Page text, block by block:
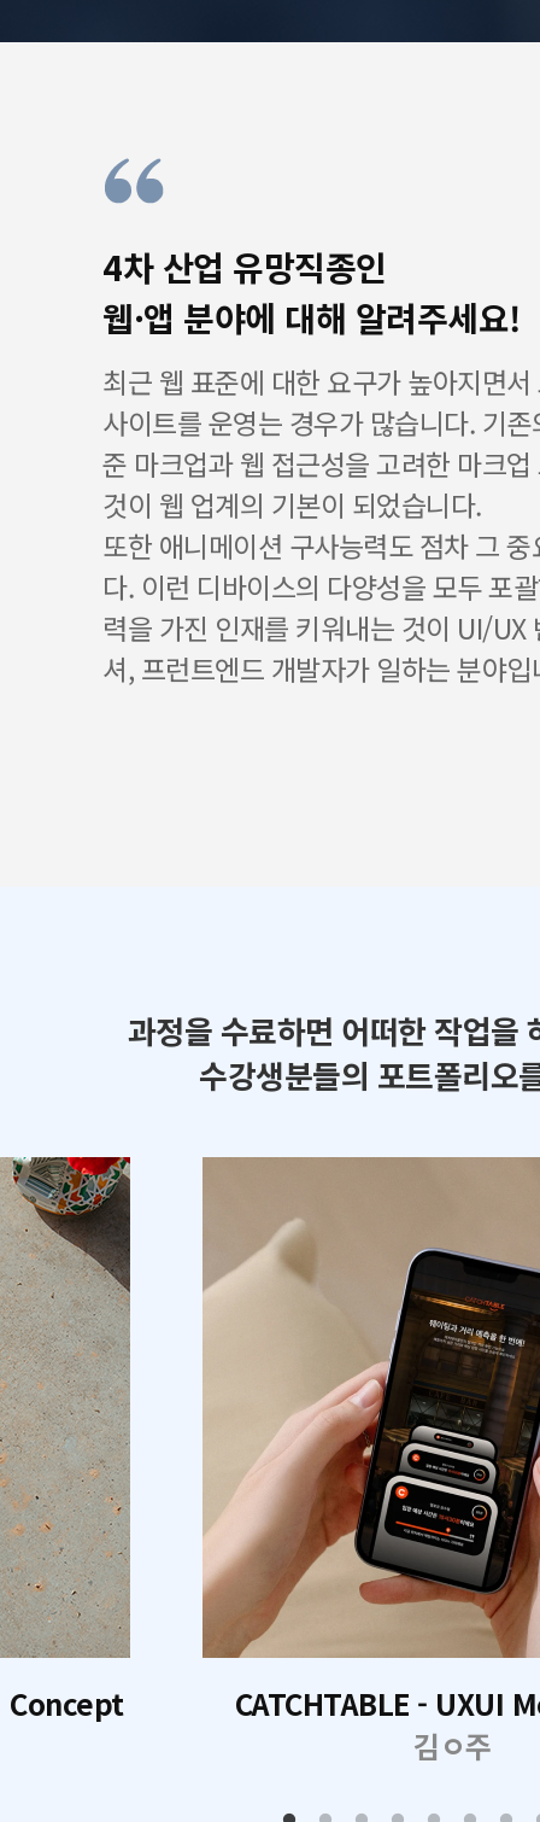
4차 산업 유망직종인
웹·앱 분야에 대해 알려주세요!
최근 웹 표준에 대한 요구가 높아지면
사이트를 운영는 경우가 많습니다. 기
준 마크업과 웹 접근성을 고려한 마크
것이 웹 업계의 기본이 되었습니다.
또한 애니메이션 구사능력도 점차 그
다. 이런 디바이스의 다양성을 모두 포
력을 가진 인재를 키워내는 것이 UI/UX
셔, 프런트엔드 개발자가 일하는 분야입
과정을 수료하면 어떠한 작업을
수강생분들의 포트폴리오
CATCHTABLE - UXUI
김ㅇ주